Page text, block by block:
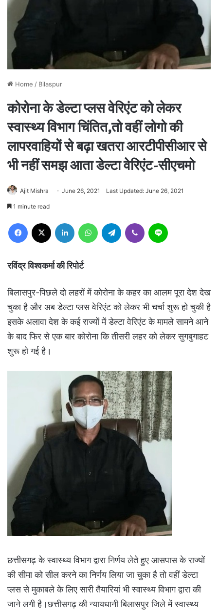
Home / Bilaspur
कोरोना के डेल्टा प्लस वेरिएंट को लेकर
स्वास्थ्य विभाग चिंतित,तो वहीं लोगो की
लापरवाहियों से बढ़ा खतरा आरटीपीसीआर से
भी नहीं समझ आता डेल्टा वेरिएंट-सीएचमो
Ajit Mishra June 26, 2021 Last Updated: June 26, 2021
1 minute read
Facebook LinkedIn WhatsAppTelegram Viber
रविंद्र विश्वकर्मा की रिपोर्ट
बिलासपुर-पिछले दो लहरों में कोरोना के कहर का आलम पूरा देश देख
चुका है और अब डेल्टा प्लस वेरिएंट को लेकर भी चर्चा शुरू हो चुकी है
इसके अलावा देश के कई राज्यों में डेल्टा वेरिएंट के मामले सामने आने
के बाद फिर से एक बार कोरोना कि तीसरी लहर को लेकर सुगबुगाहट
शुरू हो गई है।
छत्तीसगढ़ के स्वास्थ्य विभाग द्वारा निर्णय लेते हुए आसपास के राज्यों
की सीमा को सील करने का निर्णय लिया जा चुका है तो वहीं डेल्टा
प्लस से मुकाबले के लिए सारी तैयारियां भी स्वास्थ्य विभाग द्वारा की
जाने लगी है।छत्तीसगढ़ की न्यायधानी बिलासपुर जिले में स्वास्थ्य